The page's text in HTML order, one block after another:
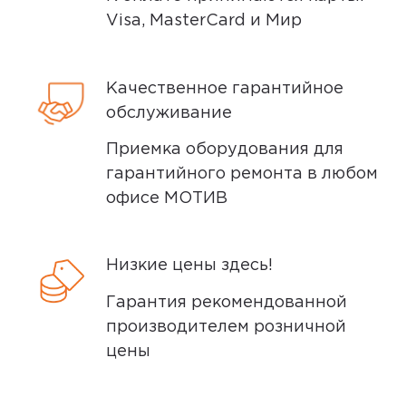
Самовывоз или курьер
Самовывоз
Мотив. Самовывоз бесплатный. Мы
сообщим вам о возможной дате доставки
после того, как вы подтвердите заказ.
Доставка курьером
Visa, MasterCard и Мир
Качественное гарантийное
обслуживание
Приемка оборудования для
гарантийного ремонта в любом
офисе МОТИВ
Низкие цены здесь!
Гарантия рекомендованной
производителем розничной
цены